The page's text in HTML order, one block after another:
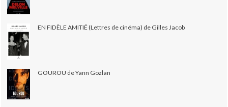
EN FIDÈLE AMITIÉ (Lettres de cinéma) de Gilles Jacob
GOUROU de Yann Gozlan